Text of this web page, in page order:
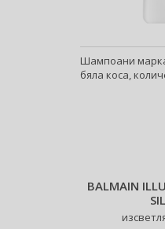
Шампоани
бяла коса,
BALMAIN